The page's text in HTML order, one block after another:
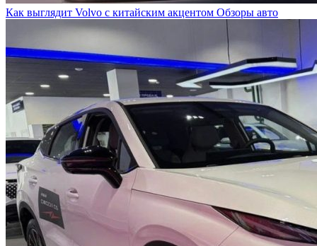
Как выглядит Volvo с китайским акцентом Обзоры авто